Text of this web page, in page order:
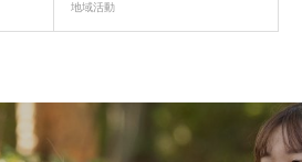
地域活動